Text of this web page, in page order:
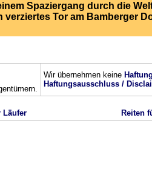
Spaziergang durch die
verziertes Tor am Bamberger
Wir übernehmen keine Haftung
Haftungsausschluss /
Läufer Reiten